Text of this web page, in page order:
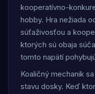
kooperatívno-
hobby. Hra nežiada
súťaživosťou a
ktorých sú obaja
tomto napätí
Koaličný mechanik
stavu dosky. Keď